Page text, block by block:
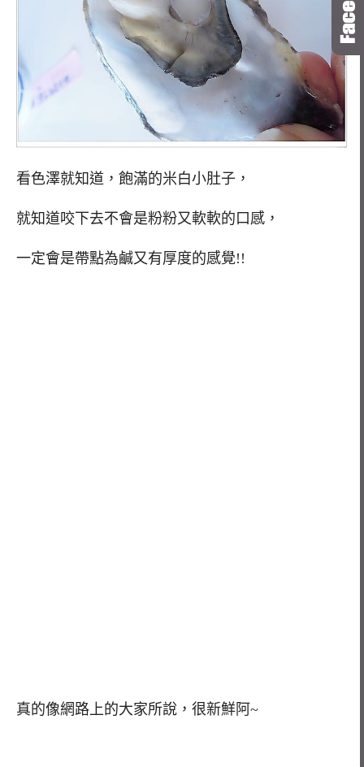
看色澤就知道，飽滿的米白小肚子，
就知道咬下去不會是粉粉又軟軟的口感，
一定會是帶點為鹹又有厚度的感覺!!
真的像網路上的大家所說，很新鮮阿~